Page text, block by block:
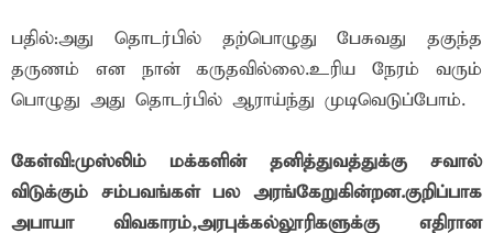
பதில்:அது தொடர்பில் தற்பொழுது பேசுவது தகுந்த
தருணம் என நான் கருதவில்லை.உரிய நேரம் வரும்
பொழுது அது தொடர்பில் ஆராய்ந்து முடிவெடுப்போம்.
கேள்வி:முஸ்லிம் மக்களின் தனித்துவத்துக்கு சவால்
விடுக்கும் சம்பவங்கள் பல அரங்கேறுகின்றன.குறிப்பாக
அபாயா விவகாரம்,அரபுக்கல்லூரிகளுக்கு எதிரான